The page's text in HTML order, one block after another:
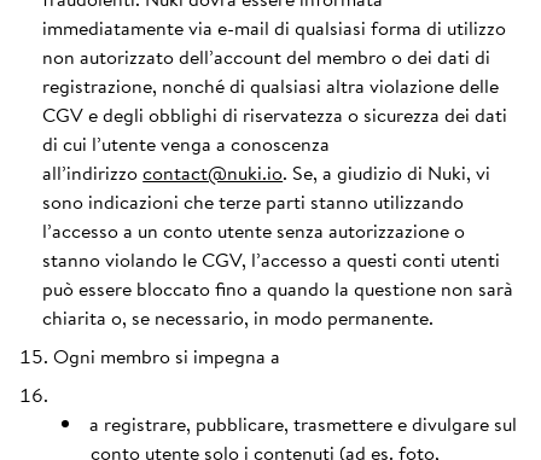
immediatamente via e-mail di qualsiasi forma di utilizzo
non autorizzato dell’account del membro o dei dati di
registrazione, nonché di qualsiasi altra violazione delle
CGV e degli obblighi di riservatezza o sicurezza dei dati
di cui l’utente venga a conoscenza
all’indirizzocontact@nuki.io. Se, a giudizio di Nuki, vi
sono indicazioni che terze parti stanno utilizzando
l’accesso a un conto utente senza autorizzazione o
stanno violando le CGV, l’accesso a questi conti utenti
può essere bloccato fino a quando la questione non sarà
chiarita o, se necessario, in modo permanente.
Ogni membro si impegna a
a registrare, pubblicare, trasmettere e divulgare sul
conto utente solo i contenuti (ad es. foto,